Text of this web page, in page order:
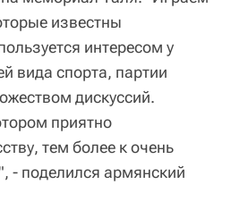
известны
интересом у
вида спорта, партии
дискуссий.
приятно
тем более к очень
- поделился армянский